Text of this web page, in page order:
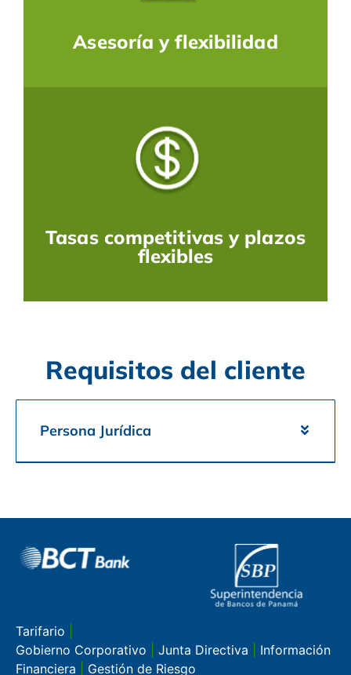
Asesoría y flexibilidad​
Tasas competitivas y plazos
flexibles​
Requisitos del cliente
Persona Jurídica
Tarifario
Gobierno Corporativo
Junta Directiva
Información
Financiera
Gestión de Riesgo